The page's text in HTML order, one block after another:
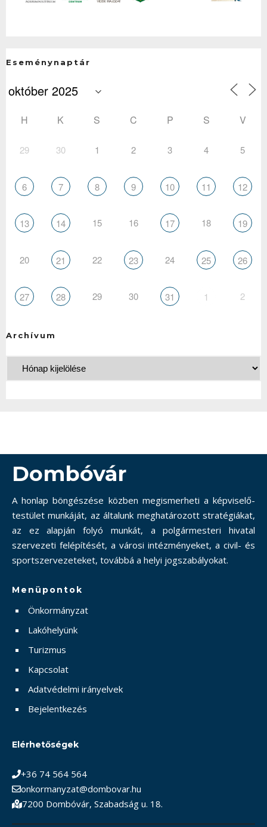
Eseménynaptár
H K S C P S V
29 30 1 2 3 4 5
6 7 8 9 10 11 12
13 14 15 16 17 18 19
20 21 22 23 24 25 26
27 28 29 30 31 1 2
Archívum
Dombóvár
A honlap böngészése közben megismerheti a képviselő-
testület munkáját, az általunk meghatározott stratégiákat,
az ez alapján folyó munkát, a polgármesteri hivatal
szervezeti felépítését, a városi intézményeket, a civil- és
sportszervezeteket, továbbá a helyi jogszabályokat.
Menüpontok
Önkormányzat
Lakóhelyünk
Turizmus
Kapcsolat
Adatvédelmi irányelvek
Bejelentkezés
Elérhetőségek
+36 74 564 564
onkormanyzat@dombovar.hu
7200 Dombóvár, Szabadság u. 18.